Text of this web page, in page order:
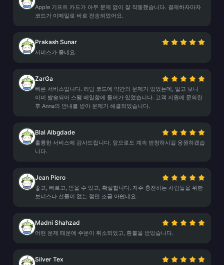
Apple 기프트 카드가 아무 문제 없이 잘 작동했습니다. 결제하자마자
코드가 이메일로 바로 전송되었어요.
Prakash Sunar
서비스가 좋네요.
ZarGa
빠른 서비스입니다. 리딤 코드에 약간의 문제가 있었는데, 알고 보니
이미 발송되어 스팸 메일함에 들어가 있었습니다. 고객 지원에 문의한
후 Anna의 안내를 받아 문제가 해결되었습니다.
Blal Albgdade
훌륭한 서비스에 감사드립니다. 앞으로도 계속 번창하시길 응원하겠습
니다.
Jean Piero
좋고, 빠르고, 믿을 수 있고, 확실합니다. 자주 충전하는 사람들을 위한
보너스나 선물이 없는 점만 조금 아쉽네요.
Madni Shahzad
어떤 문제 때문에 주문이 취소되었고, 환불을 받았습니다.
Silver Tex